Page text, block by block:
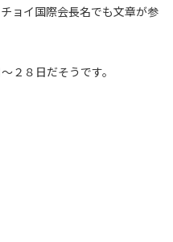
ョイ国際会長名でも文章が参
２８日だそうです。